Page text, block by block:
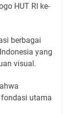
HUT RI ke-
berbagai
yang
visual.
utama